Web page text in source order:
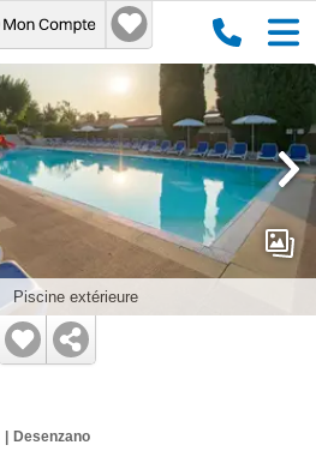
Desenzano
Piscine extérieure